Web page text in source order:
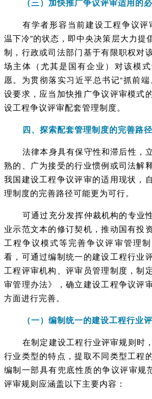
有学者形容当前建设工程争议评
温下冷”的状态，即中央决策层大力提
制，行政或司法部门基于有限职权对
场主体（尤其是国有企业）对该模
愿。为贯彻落实习近平总书记“抓前
设要求，应当加快推广争议评审模式
设工程争议评审配套管理制度。
四、探索配套管理制度的完善路径
法律本身具有保守性和滞后性，
熟的、广为接受的行业惯例或司法解
我国建设工程争议评审的适用现状，
理制度的完善路径可能更为可行。
可通过充分发挥仲裁机构的专业
业示范文本的修订契机，推动国有投
工程争议模式等完善争议评审管理
看，可通过编制统一的建设工程行业
工程评审机构、评审员管理制度，制
审管理办法》，确立建设工程争议评
方面进行完善。
（一）编制统一的建设工程行业
在制定建设工程行业评审规则时
行业类型的特点，提取不同类型工程
编制一部具有兜底性质的争议评审规
评审规则应涵盖以下主要内容：